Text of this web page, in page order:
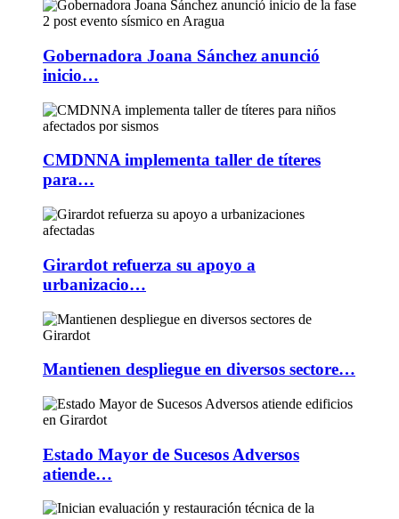
Gobernadora Joana Sánchez anunció
inicio…
CMDNNA implementa taller de títeres
para…
Girardot refuerza su apoyo a
urbanizacio…
Mantienen despliegue en diversos sectore…
Estado Mayor de Sucesos Adversos
atiende…